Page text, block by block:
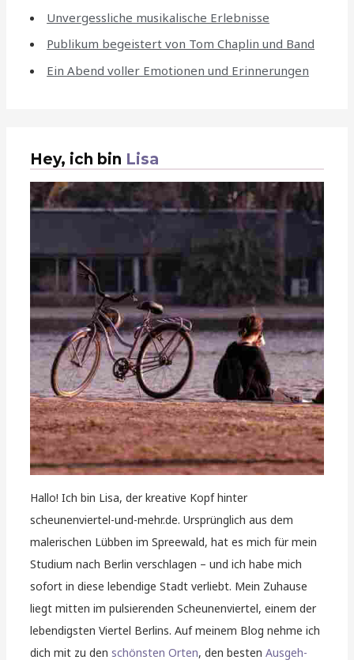
Unvergessliche musikalische Erlebnisse
Publikum begeistert von Tom Chaplin und Band
Ein Abend voller Emotionen und Erinnerungen
Hey, ich bin Lisa
Hallo! Ich bin Lisa, der kreative Kopf hinter
scheunenviertel-und-mehr.de. Ursprünglich aus dem
malerischen Lübben im Spreewald, hat es mich für mein
Studium nach Berlin verschlagen – und ich habe mich
sofort in diese lebendige Stadt verliebt. Mein Zuhause
liegt mitten im pulsierenden Scheunenviertel, einem der
lebendigsten Viertel Berlins. Auf meinem Blog nehme ich
dich mit zu denschönsten Orten, den bestenAusgeh-